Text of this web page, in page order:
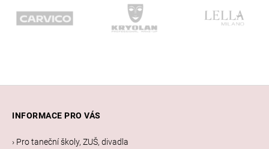
INFORMACE PRO VÁS
› Pro taneční školy, ZUŠ, divadla